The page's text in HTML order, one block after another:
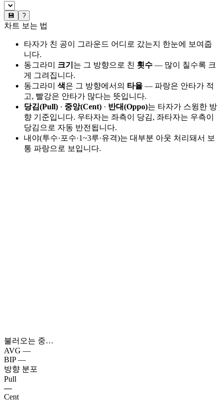
💾 ?
차트 보는 법
타자가 친 공이 그라운드 어디로 갔는지 한눈에 보여줍
니다.
동그라미 크기 는 그 방향으로 친 횟수 — 많이 칠수록 크
게 그려집니다.
동그라미 색은 그 방향에서의 타율 — 파랑은 안타가 적
고, 빨강은 안타가 많다는 뜻입니다.
당김(Pull) · 중앙(Cent) · 반대(Oppo)는 타자가 스윙한 방
향 기준입니다. 우타자는 좌측이 당김, 좌타자는 우측이
당김으로 자동 반전됩니다.
내야(투수·포수·1~3루·유격)는 대부분 아웃 처리돼서 보
통 파랑으로 보입니다.
불러오는 중…
AVG —
BIP —
방향 분포
Pull
—
Cent